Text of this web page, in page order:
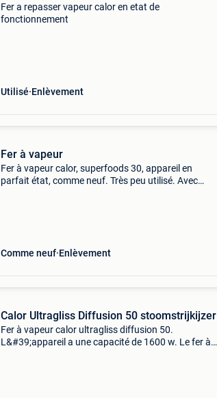
Fer a repasser vapeur calor en etat de
fonctionnement
Utilisé Enlèvement
Fer à vapeur
Fer à vapeur calor, superfoods 30, appareil en
parfait état, comme neuf. Très peu utilisé. Avec
Comme neuf Enlèvement
Calor Ultragliss Diffusion 50 stoomstrijkijzer
Fer à vapeur calor ultragliss diffusion 50.
L&#39;appareil a une capacité de 1600 w. Le fer à